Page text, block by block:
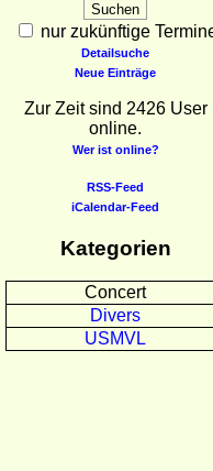
nur zukünftige
Detailsuche
Neue Einträge
Zur Zeit sind 2426 User
online.
Wer ist online?
RSS-Feed
iCalendar-Feed
Kategorien
Concert
Divers
USMVL